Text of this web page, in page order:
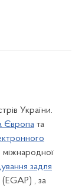
України.
Європа та
задля
(EGAP) , за